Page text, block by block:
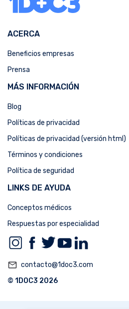
ACERCA
Beneficios empresas
Prensa
MÁS INFORMACIÓN
Blog
Políticas de privacidad
Políticas de privacidad (versión html)
Términos y condiciones
Política de seguridad
LINKS DE AYUDA
Conceptos médicos
Respuestas por especialidad
mail_outline contacto@1doc3.com
© 1DOC3 2026